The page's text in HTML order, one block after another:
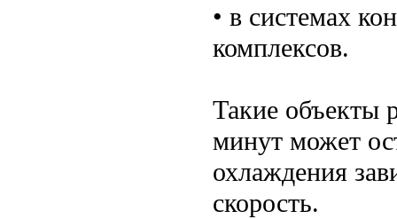
• в системах
комплексов.
Такие объекты
минут может
охлаждения
скорость.